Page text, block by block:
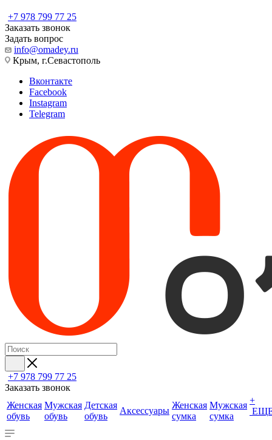
+7 978 799 77 25
Заказать звонок
Задать вопрос
info@omadey.ru
Крым, г.Севастополь
Вконтакте
Facebook
Instagram
Telegram
+7 978 799 77 25
Заказать звонок
Женская
обувь
Мужская
обувь
Детская
обувь
Аксессуары
Женская
сумка
Мужская
сумка
+